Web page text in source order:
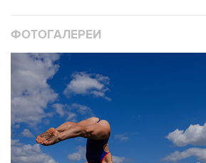
ФОТОГАЛЕРЕИ